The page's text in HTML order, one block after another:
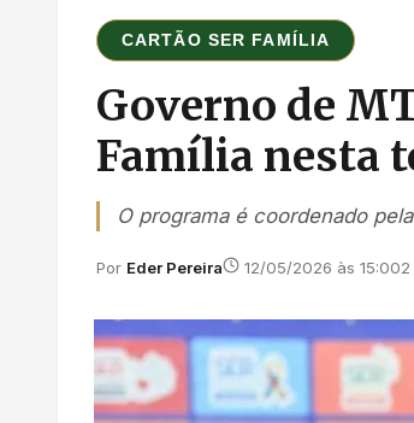
CARTÃO SER FAMÍLIA
Governo de
Família nesta
O programa é coordenado
Por Eder Pereira 12/05/2026 às 15:00